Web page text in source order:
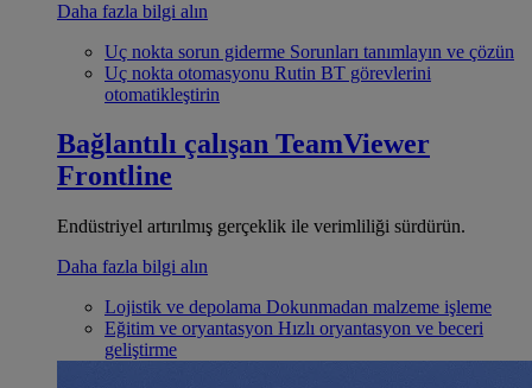
Daha fazla bilgi alın
Uç nokta sorun giderme Sorunları tanımlayın ve çözün
Uç nokta otomasyonu Rutin BT görevlerini
otomatikleştirin
Bağlantılı çalışan TeamViewer
Frontline
Endüstriyel artırılmış gerçeklik ile verimliliği sürdürün.
Daha fazla bilgi alın
Lojistik ve depolama Dokunmadan malzeme işleme
Eğitim ve oryantasyon Hızlı oryantasyon ve beceri
geliştirme